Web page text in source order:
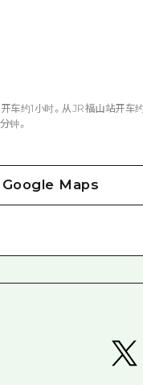
车约1小时。从JR福山站开车
钟。
Google Maps